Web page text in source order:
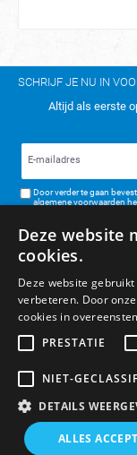
SCHRIJF JE NU IN
Altijd als eerste
Door verder te gaan
algemene voorwaarden
TELEFONISCH
ALGEMENE
BETAAL- &
* Alle prijzen
Deze website
cookies.
Deze website
verbeteren. Door
cookies in
PRESTATIE
NIET-
DETAILS
ALLES